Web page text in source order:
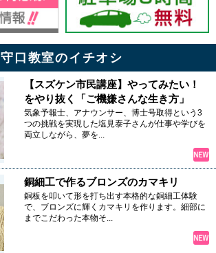
守口教室のイチオシ
【スズケン市民講座】やってみたい！
をやり抜く「ご機嫌さんな生き方」
気象予報士、アナウンサー、博士号取得という3
つの挑戦を実現した塩見泰子さんが仕事や学びを
両立しながら、夢を...
銅細工で作るブロンズのカマキリ
銅板を叩いて形を打ち出す本格的な銅細工体験
で、ブロンズに輝くカマキリを作ります。細部に
までこだわった本物そ...